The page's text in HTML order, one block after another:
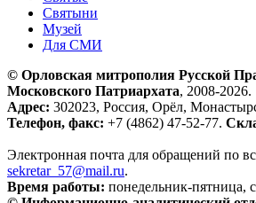
Святыни
Музей
Для СМИ
© Орловская митрополия Русской
Московского Патриархата, 2008-2026.
Адрес: 302023, Россия, Орёл,
Телефон, факс: +7 (4862) 47-52-77.
Электронная почта для обращений по
sekretar_57@mail.ru.
Время работы: понедельник-пятница,